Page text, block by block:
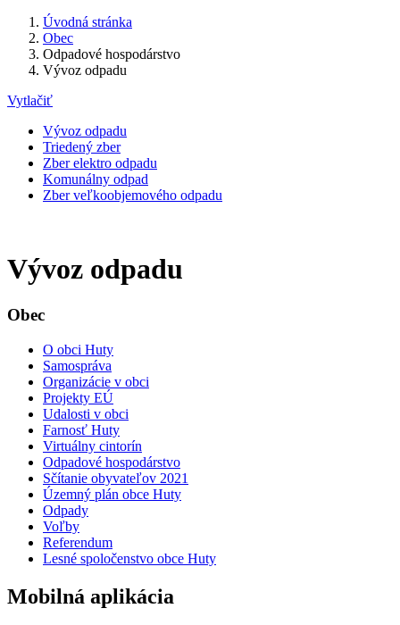
Úvodná stránka
Obec
Odpadové hospodárstvo
Vývoz odpadu
Vytlačiť
Vývoz odpadu
Triedený zber
Zber elektro odpadu
Komunálny odpad
Zber veľkoobjemového odpadu
Vývoz odpadu
Obec
O obci Huty
Samospráva
Organizácie v obci
Projekty EÚ
Udalosti v obci
Farnosť Huty
Virtuálny cintorín
Odpadové hospodárstvo
Sčítanie obyvateľov 2021
Územný plán obce Huty
Odpady
Voľby
Referendum
Lesné spoločenstvo obce Huty
Mobilná aplikácia